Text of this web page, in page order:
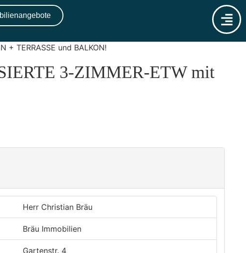
+ TERRASSE und BALKON!
3-ZIMMER-ETW mit
Herr Christian Bräu
Bräu Immobilien
Gartenstr. 4